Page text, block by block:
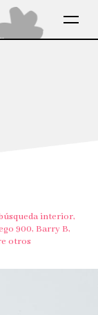
interior,
900, Barry B,
otros